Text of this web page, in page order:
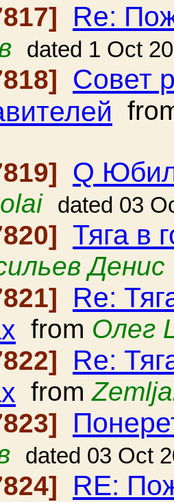
Re:
dated 1 Oct
Совет
Q
dated 03
Тяга в
Денис
Re:
from Олег
Re:
from
dated 03 Oct
RE: